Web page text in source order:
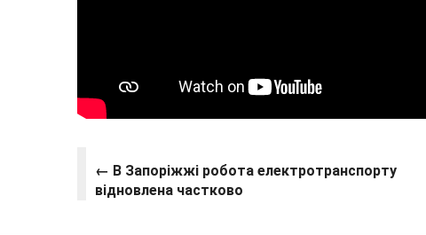
← В Запоріжжі робота електротранспорту
відновлена частково